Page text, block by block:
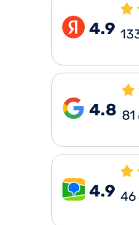
4.9
4.8 81
4.9 46